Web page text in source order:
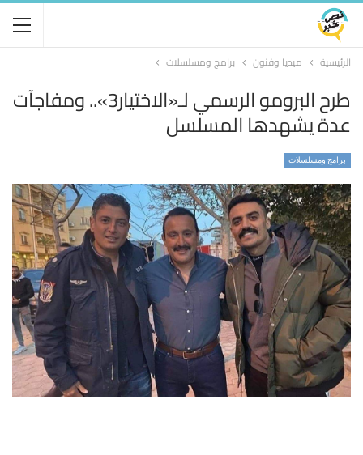
الرئيسية ميديا وفنون برامج ومسلسلات
طرح البرومو الرسمي لـ«الاختيار3».. ومفاجآت
عدة يشهدها المسلسل
برامج ومسلسلات